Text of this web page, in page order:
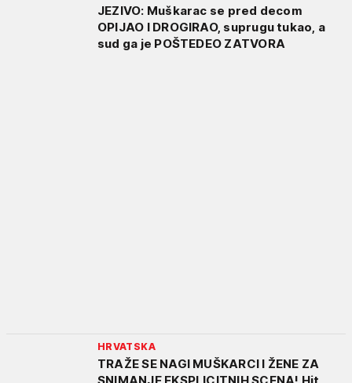
JEZIVO: Muškarac se pred decom
OPIJAO I DROGIRAO, suprugu tukao, a
sud ga je POŠTEDEO ZATVORA
HRVATSKA
TRAŽE SE NAGI MUŠKARCI I ŽENE ZA